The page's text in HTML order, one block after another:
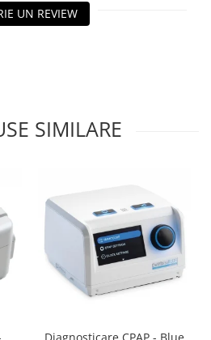
UN REVIEW
SIMILARE